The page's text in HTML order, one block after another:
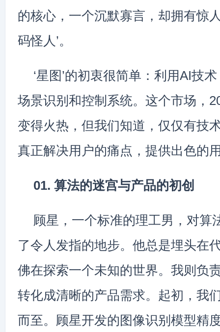
的核心，一个沉默寡言，却拥有惊
码怪人’。
‘星图’的初衷很简单：利用AI技
场景识别和控制系统。这个市场，
变得火热，但我们知道，仅仅有技
真正解决用户的痛点，提供出色的
01. 算法的迷宫与产品的初创
顾星，一个标准的理工男，对算
了令人发指的地步。他总是埋头在
佛在探索一个未知的世界。我则负
转化成清晰的产品需求。起初，我
而至。顾星开发的图像识别模型精